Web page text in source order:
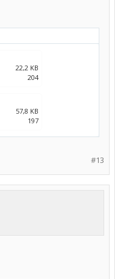
22,2 KB
204
57,8 KB
197
#13